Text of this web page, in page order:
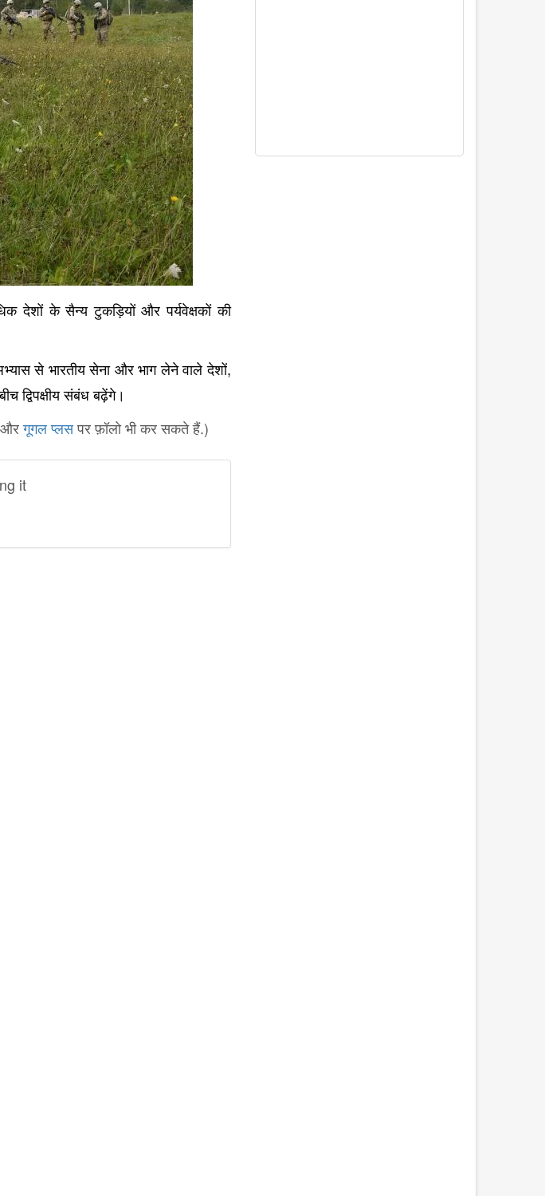
देशों के सैन्य टुकड़ियों और पर्यवेक्षकों की
से भारतीय सेना और भाग लेने वाले देशों,
द्विपक्षीय संबंध बढ़ेंगे।
औरगूगल प्लसपर फ़ॉलो भी कर सकते हैं.)
it